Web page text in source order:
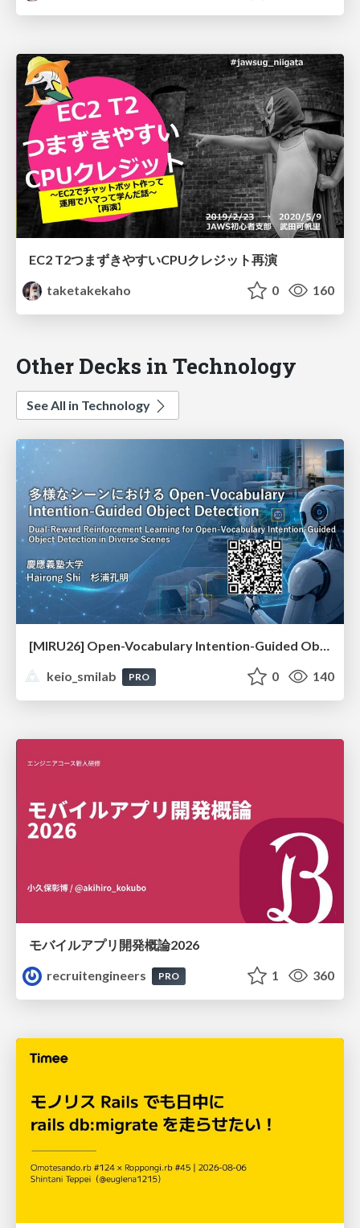
EC2 T2つまずきやすいCPUクレジット再演
taketakekaho
0 160
Other Decks in Technology
See All in Technology
keio_smilab
PRO 0 140
モバイルアプリ開発概論2026
recruitengineers
PRO 1 360